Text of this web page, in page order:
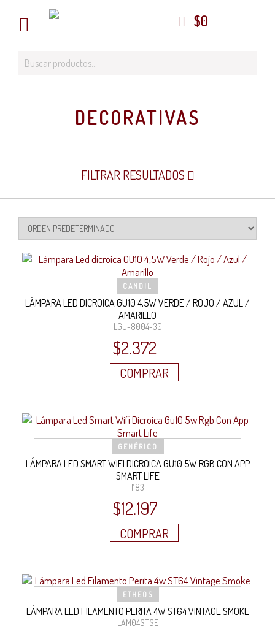
$0
DECORATIVAS
FILTRAR RESULTADOS
CANDIL
LÁMPARA LED DICROICA GU10 4,5W VERDE / ROJO / AZUL /
AMARILLO
LGU-8004-30
$2.372
COMPRAR
GENÉRICO
LÁMPARA LED SMART WIFI DICROICA GU10 5W RGB CON APP
SMART LIFE
I183
$12.197
COMPRAR
ETHEOS
LÁMPARA LED FILAMENTO PERITA 4W ST64 VINTAGE SMOKE
LAM04STSE